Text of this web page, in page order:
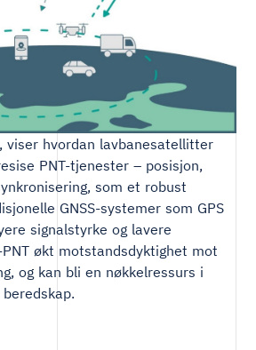
viser hvordan lavbanesatellitter
PNT-tjenester – posisjon,
som et robust
GNSS-systemer som GPS
signalstyrke og lavere
PNT økt motstandsdyktighet mot
og kan bli en nøkkelressurs i